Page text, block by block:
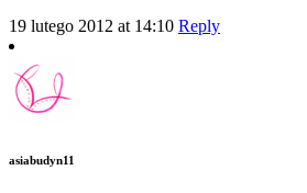
19 lutego 2012 at 14:10 Reply
asiabudyn11